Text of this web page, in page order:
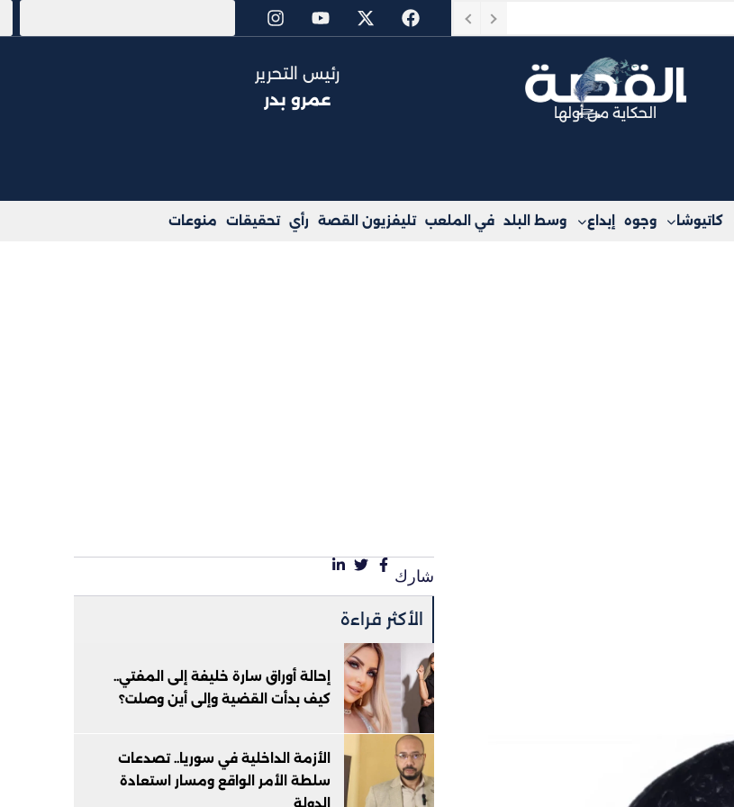
الحكاية من أولها
رئيس التحرير
عمرو بدر
كاتيوشا وجوه إبداع وسط البلد في الملعب تليفزيون القصة رأي تحقيقات منوعات
شارك
الأكثر قراءة
إحالة أوراق سارة خليفة إلى المفتي..
كيف بدأت القضية وإلى أين وصلت؟
الأزمة الداخلية في سوريا.. تصدعات
سلطة الأمر الواقع ومسار استعادة
الدولة